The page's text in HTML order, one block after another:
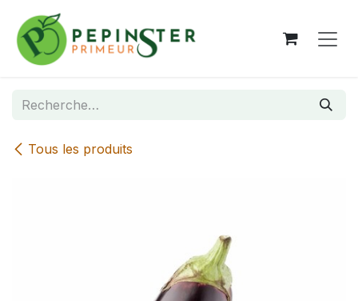
Se rendre au contenu
Tous les produits